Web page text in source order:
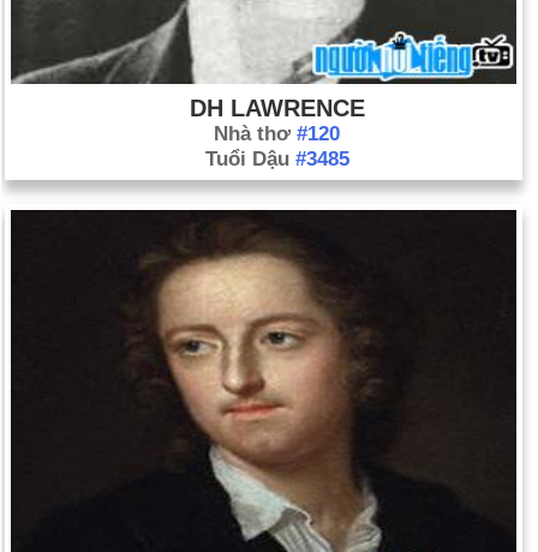
DH LAWRENCE
Nhà thơ #120
Tuổi Dậu #3485